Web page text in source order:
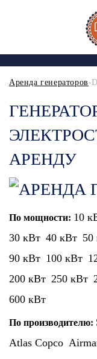
Аренда генераторов-
АРЕНДУ
По мощности: 10
30 кВт 40 кВт 50
90 кВт 100 кВт
200 кВт 250 кВт
600 кВт
По производителю:
Atlas Copco